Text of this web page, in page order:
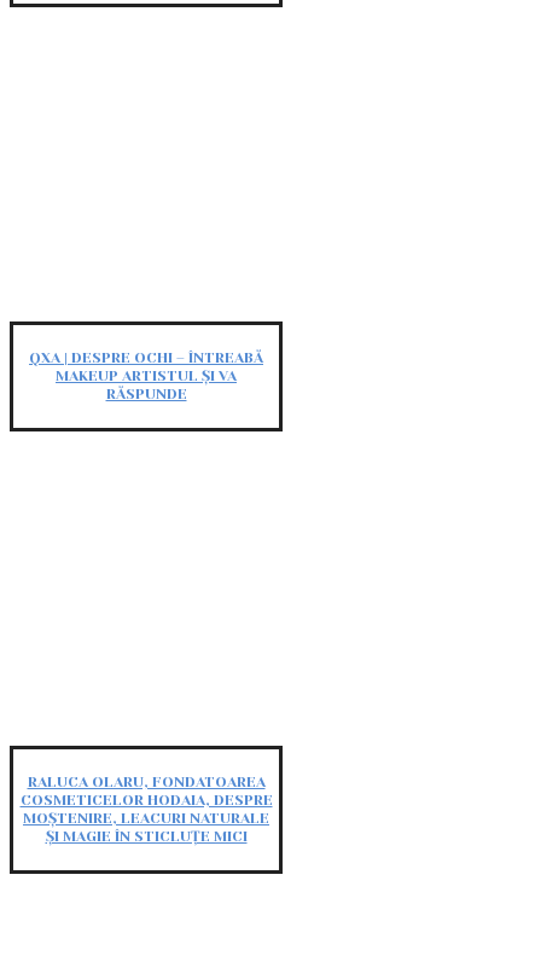
QXA | DESPRE OCHI – ÎNTREABĂ
MAKEUP ARTISTUL ȘI VA
RĂSPUNDE
RALUCA OLARU, FONDATOAREA
COSMETICELOR HODAIA, DESPRE
MOȘTENIRE, LEACURI NATURALE
ȘI MAGIE ÎN STICLUȚE MICI